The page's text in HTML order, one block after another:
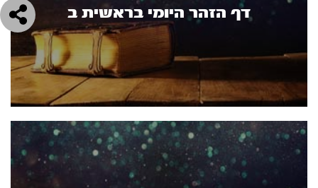
דף הזהר היומי בראשית ב